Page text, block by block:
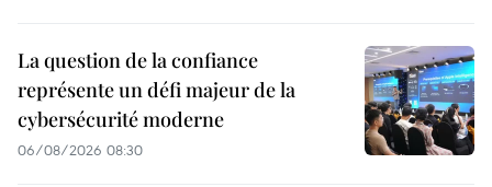
La question de la confiance
représente un défi majeur de la
cybersécurité moderne
06/08/2026 08:30